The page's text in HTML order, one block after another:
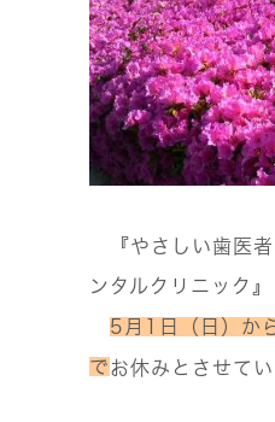
『やさしい歯医
ンタルクリニック』
5月1日（日）か
で お休みとさせてい